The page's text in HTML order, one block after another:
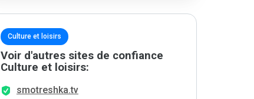
Culture et loisirs
Voir d'autres sites de confiance
Culture et loisirs:
smotreshka.tv